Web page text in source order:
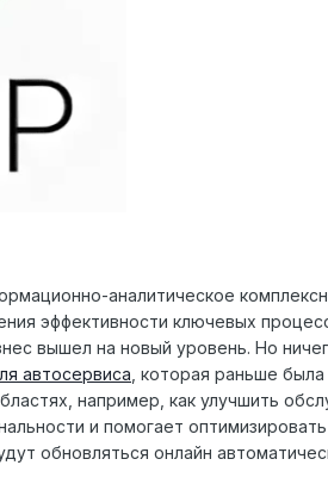
аналитическое
эффективности ключевых
вышел на новый уровень. Но
автосервиса , которая раньше
например, как улучшить
и помогает
обновляться онлайн